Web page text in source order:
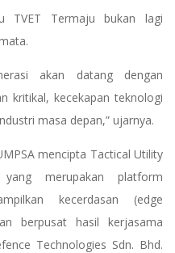
TVET Termaju bukan lagi
akan datang dengan
kritikal, kecekapan teknologi
masa depan,” ujarnya.
mencipta Tactical Utility
merupakan platform
kecerdasan (edge
berpusat hasil kerjasama
Technologies Sdn. Bhd.